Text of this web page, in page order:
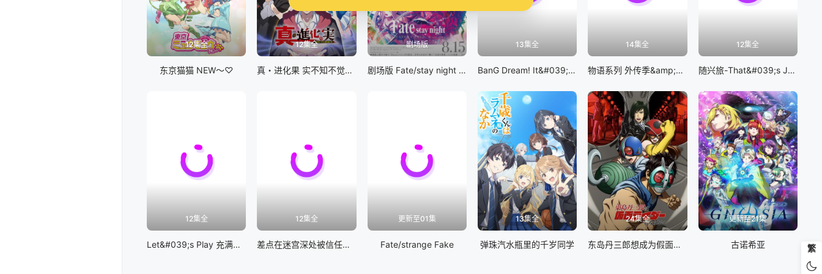
12集全
东京猫猫 NEW～♡
12集全
真・进化果 实不知不觉踏上胜利的人生
剧场版
剧场版 Fate/stay night [Heaven&#039;s Feel] III.spring song
13集全
BanG Dream! It&#039;s MyGO!!!!!
14集全
物语系列 外传季&amp;怪物季
12集全
随兴旅-That&#039;s Journey-
12集全
Let&#039;s Play 充满挑战的人生
12集全
差点在迷宫深处被信任的伙伴杀掉，但靠着天赐技能「无限扭蛋」获得等级9999的伙伴，我要向前队友和世界展开复仇&amp;「给他们好看！」
更新至01集
Fate/strange Fake
13集全
弹珠汽水瓶里的千岁同学
24集全
东岛丹三郎想成为假面骑士
更新至21集
古诺希亚 繁